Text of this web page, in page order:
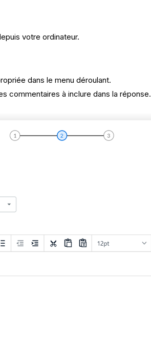
votre ordinateur.
dans le menu déroulant.
commentaires à inclure dans la réponse.